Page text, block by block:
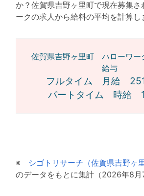
か？佐賀県吉野ヶ里町で現在募集さ
ークの求人から給料の平均を計算し
佐賀県吉野ヶ里町 ハローワー
給与
フルタイム 月給
パートタイム 時給
※ シゴトリサーチ（佐賀県吉野ヶ
のデータをもとに集計（2026年8月